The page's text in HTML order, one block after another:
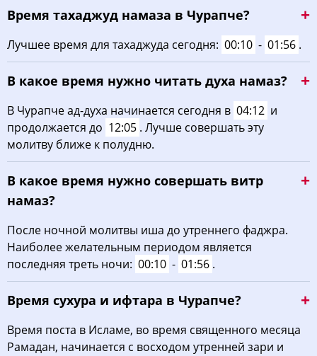
22, Сб 02:14 04:32 16:11
02:15 04:35 12:13 16:09 19:50 22:01
24, Пн 02:16 04:37 12:13 16:08 19:47 21:59
25, Вт 02:17 04:40 12:12 16:06 19:43
02:18 04:43 12:12
27, Чт 02:19 04:45 12:12 16:02 19:37 21:54
29, Сб 02:21 04:51 12:11 15:59 19:31
30, Вс 02:22 04:53 12:11 15:57 19:27 21:49
02:23 04:56 12:11 15:55
Время тахаджуд намаза в Чурапче?
Лучшее время для тахаджуда сегодня: 00:10 - 01:56 .
В какое время нужно читать духа намаз?
В Чурапче ад-духа начинается сегодня в 04:12 и
продолжается до 12:05 . Лучше совершать эту
молитву ближе к полудню.
В какое время нужно совершать витр
намаз?
После ночной молитвы иша до утреннего фаджра.
Наиболее желательным периодом является
последняя треть ночи: 00:10 - 01:56 .
Время сухура и ифтара в Чурапче?
Время поста в Исламе, во время священного месяца
Рамадан, начинается с восходом утренней зари и